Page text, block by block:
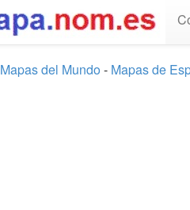
Mapas del Mundo - Mapas de